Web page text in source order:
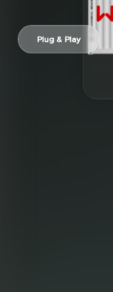
Plug & Play